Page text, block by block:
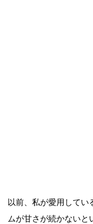
以前、私が愛用して
ムが甘さが続かない